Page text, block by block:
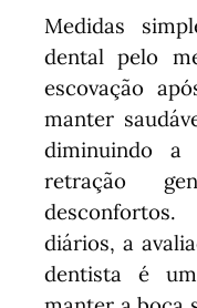
Medidas
dental pelo
escovação
manter
diminuindo
retração
diários, a
dentista é